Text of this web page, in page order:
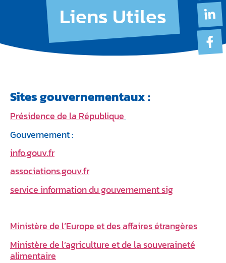
Liens Utiles
Sites gouvernementaux :
Présidence de la République
Gouvernement :
info.gouv.fr
associations.gouv.fr
service information du gouvernement sig
Ministère de l’Europe et des affaires étrangères
Ministère de l’agriculture et de la souveraineté
alimentaire